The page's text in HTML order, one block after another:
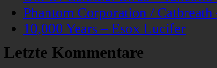
Phantom Corporation /
10,000 Years – Esox Lucifer
Letzte Kommentare